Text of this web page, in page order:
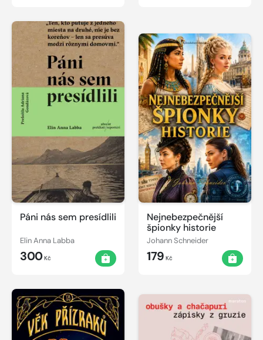
Páni nás sem presídlili
Elin Anna Labba
300Kč
Nejnebezpečnější
špionky historie
Johann Schneider
179 Kč